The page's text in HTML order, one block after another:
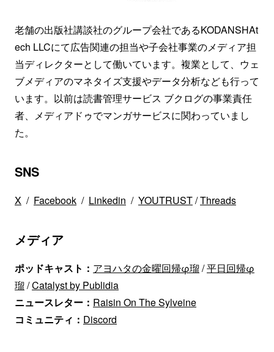
老舗の出版社講談社のグループ会社であるKODANSHAt
ech LLCにて広告関連の担当や子会社事業のメディア担
当ディレクターとして働いています。複業として、ウェ
ブメディアのマネタイズ支援やデータ分析なども行って
います。以前は読書管理サービス ブクログの事業責任
者、メディアドゥでマンガサービスに関わっていまし
た。
SNS
X / Facebook / Linkedin / YOUTRUST/Threads
メディア
ポッドキャスト： アヨハタの金曜回帰φ瑠/平日回帰φ
瑠/Catalyst by Publidia
ニュースレター： Raisin On The Sylveine
コミュニティ： Discord